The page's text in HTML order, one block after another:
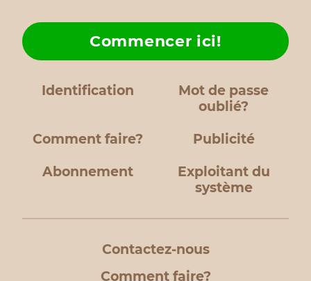
Identification
Mot de passe
oublié?
Comment faire?
Commencer ici!
Publicité
Abonnement
Exploitant du
système
Contactez-nous
Comment faire?